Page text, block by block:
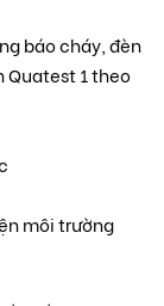
báo cháy, đèn
1 theo
môi trường